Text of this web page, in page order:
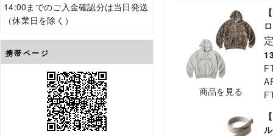
14:00までのご入金確認分は当日発送
（休業日を除く）
携帯ページ
商品を見る